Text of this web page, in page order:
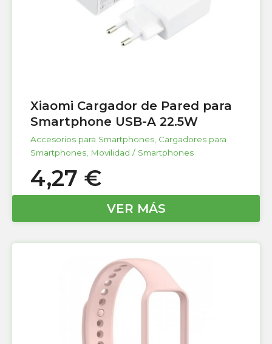
Xiaomi Cargador de Pared para
Smartphone USB-A 22.5W
Accesorios para Smartphones Cargadores para
Smartphones Movilidad / Smartphones
4,27 €
VER MÁS